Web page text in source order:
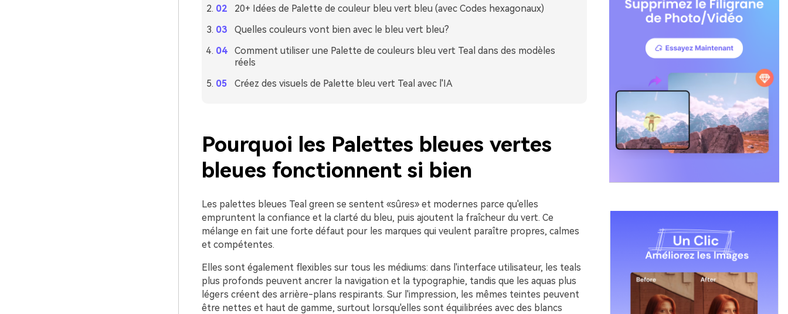
20+ Idées de Palette de couleur bleu vert bleu (avec Codes hexagonaux)
Quelles couleurs vont bien avec le bleu vert bleu?
Comment utiliser une Palette de couleurs bleu vert Teal dans des modèles
réels
Créez des visuels de Palette bleu vert Teal avec l'IA
Pourquoi les Palettes bleues vertes
bleues fonctionnent si bien
Les palettes bleues Teal green se sentent «sûres» et modernes parce qu'elles
empruntent la confiance et la clarté du bleu, puis ajoutent la fraîcheur du vert. Ce
mélange en fait une forte défaut pour les marques qui veulent paraître propres, calmes
et compétentes.
Elles sont également flexibles sur tous les médiums: dans l'interface utilisateur, les teals
plus profonds peuvent ancrer la navigation et la typographie, tandis que les aquas plus
légers créent des arrière-plans respirants. Sur l'impression, les mêmes teintes peuvent
être nettes et haut de gamme, surtout lorsqu'elles sont équilibrées avec des blancs